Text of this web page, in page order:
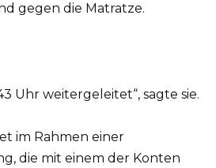
gegen die Matratze.
Uhr weitergeleitet“, sagte sie.
im Rahmen einer
die mit einem der Konten